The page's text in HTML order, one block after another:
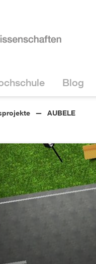
Blog
AUBELE